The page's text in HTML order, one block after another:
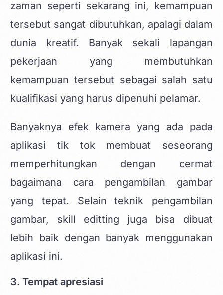
zaman seperti sekarang ini, kemampuan
tersebut sangat dibutuhkan, apalagi dalam
dunia kreatif. Banyak sekali lapangan
pekerjaan yang membutuhkan
kemampuan tersebut sebagai salah satu
kualifikasi yang harus dipenuhi pelamar.
Banyaknya efek kamera yang ada pada
aplikasi tik tok membuat seseorang
memperhitungkan dengan cermat
bagaimana cara pengambilan gambar
yang tepat. Selain teknik pengambilan
gambar, skill editting juga bisa dibuat
lebih baik dengan banyak menggunakan
aplikasi ini.
3. Tempat apresiasi